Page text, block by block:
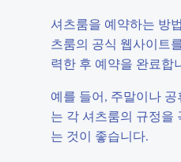
셔츠룸을 예약하는 방
츠룸의 공식 웹사이트
력한 후 예약을 완료합
예를 들어, 주말이나
는 각 셔츠룸의 규정을
는 것이 좋습니다.